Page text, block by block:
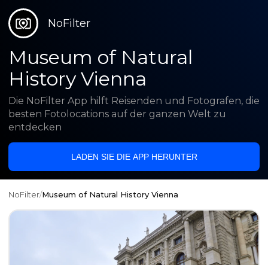
NoFilter
Museum of Natural
History Vienna
Die NoFilter App hilft Reisenden und Fotografen, die
besten Fotolocations auf der ganzen Welt zu
entdecken
LADEN SIE DIE APP HERUNTER
NoFilter/Museum of Natural History Vienna